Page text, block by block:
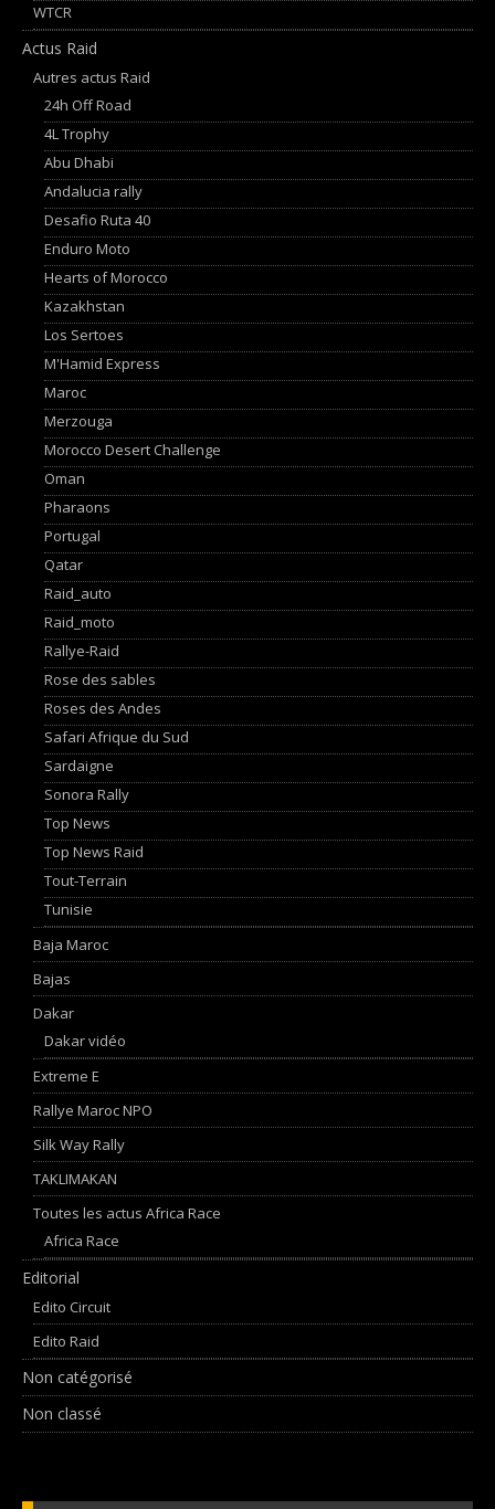
WTCR
Actus Raid
Autres actus Raid
24h Off Road
4L Trophy
Abu Dhabi
Andalucia rally
Desafio Ruta 40
Enduro Moto
Hearts of Morocco
Kazakhstan
Los Sertoes
M'Hamid Express
Maroc
Merzouga
Morocco Desert Challenge
Oman
Pharaons
Portugal
Qatar
Raid_auto
Raid_moto
Rallye-Raid
Rose des sables
Roses des Andes
Safari Afrique du Sud
Sardaigne
Sonora Rally
Top News
Top News Raid
Tout-Terrain
Tunisie
Baja Maroc
Bajas
Dakar
Dakar vidéo
Extreme E
Rallye Maroc NPO
Silk Way Rally
TAKLIMAKAN
Toutes les actus Africa Race
Africa Race
Editorial
Edito Circuit
Edito Raid
Non catégorisé
Non classé